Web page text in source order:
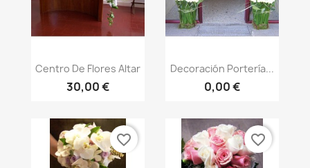
Vista rápida
Centro De Flores Altar
30,00 €
Vista rápida
Decoración Portería...
0,00 €
favorite_border favorite_border